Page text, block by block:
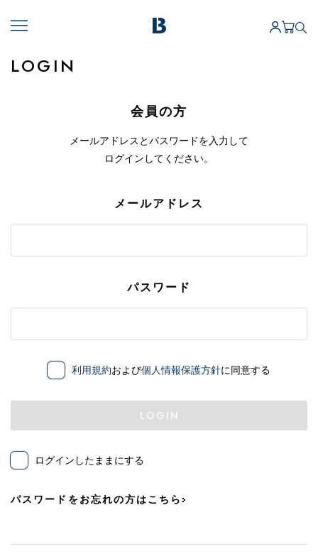
LOGIN
会員の方
メールアドレスとパスワードを入力して
ログインしてください。
メールアドレス
パスワード
利用規約および個人情報保護方針に同意する
LOGIN
ログインしたままにする
パスワードをお忘れの方はこちら